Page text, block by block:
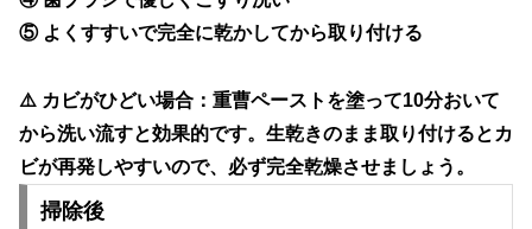
⑤ よくすすいで完全に乾かしてから取り付ける
⚠️ カビがひどい場合： 重曹ペーストを塗って10分おいて
から洗い流すと効果的です。生乾きのまま取り付けるとカ
ビが再発しやすいので、必ず完全乾燥させましょう。
掃除後